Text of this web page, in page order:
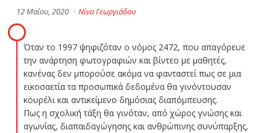
12 Μαΐου, 2020 · Νίνα Γεωργιάδου
Όταν το 1997 ψηφιζόταν ο νόμος 2472, που απαγόρευε
την ανάρτηση φωτογραφιών και βίντεο με μαθητές,
κανένας δεν μπορούσε ακόμα να φανταστεί πως σε μια
εικοσαετία τα προσωπικά δεδομένα θα γινόντουσαν
κουρέλι και αντικείμενο δημόσιας διαπόμπευσης.
Πως η σχολική τάξη θα γινόταν, από χώρος γνώσης και
αγωνίας, διαπαιδαγώγησης και ανθρώπινης συνύπαρξης,